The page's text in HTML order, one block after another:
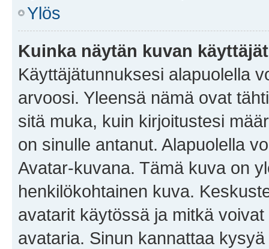
Ylös
Kuinka näytän kuvan
Käyttäjätunnuksesi alapuolella
arvoosi. Yleensä nämä ovat
sitä muka, kuin kirjoitustesi
on sinulle antanut. Alapuolella
Avatar-kuvana. Tämä kuva on
henkilökohtainen kuva.
avatarit käytössä ja mitkä
avataria. Sinun kannattaa